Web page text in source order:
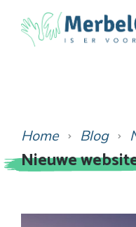
Home Blog
Nieuwe